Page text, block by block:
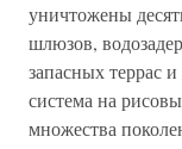
уничтожены
шлюзов,
запасных террас
система на
множества